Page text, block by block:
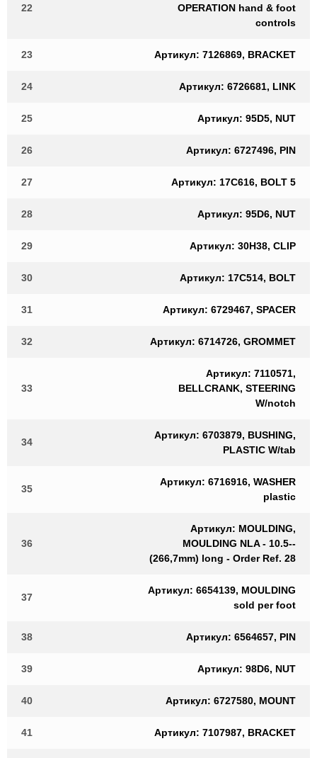
22
OPERATION hand & foot
controls
23 Артикул: 7126869, BRACKET
24 Артикул: 6726681, LINK
25 Артикул: 95D5, NUT
26 Артикул: 6727496, PIN
27 Артикул: 17C616, BOLT 5
28 Артикул: 95D6, NUT
29 Артикул: 30H38, CLIP
30 Артикул: 17C514, BOLT
31 Артикул: 6729467, SPACER
32 Артикул: 6714726, GROMMET
33
Артикул: 7110571,
BELLCRANK, STEERING
W/notch
34
Артикул: 6703879, BUSHING,
PLASTIC W/tab
35
Артикул: 6716916, WASHER
plastic
36
Артикул: MOULDING,
MOULDING NLA - 10.5--
(266,7mm) long - Order Ref. 28
37
Артикул: 6654139, MOULDING
sold per foot
38 Артикул: 6564657, PIN
39 Артикул: 98D6, NUT
40 Артикул: 6727580, MOUNT
41 Артикул: 7107987, BRACKET